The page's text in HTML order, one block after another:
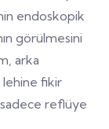
endoskopik
görülmesini
arka
lehine fikir
reflüye